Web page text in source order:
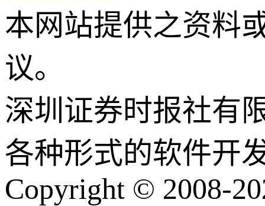
本网站提供之资料
议。
深圳证券时报社有
各种形式的软件开
Copyright © 2008-